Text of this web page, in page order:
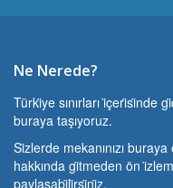
Ne Nerede?
Türki̇ye sınırları i̇çeri̇si̇nde
buraya taşıyoruz.
Si̇zlerde mekanınızı
hakkında gi̇tmeden ön
paylaşabi̇li̇rsi̇ni̇z.